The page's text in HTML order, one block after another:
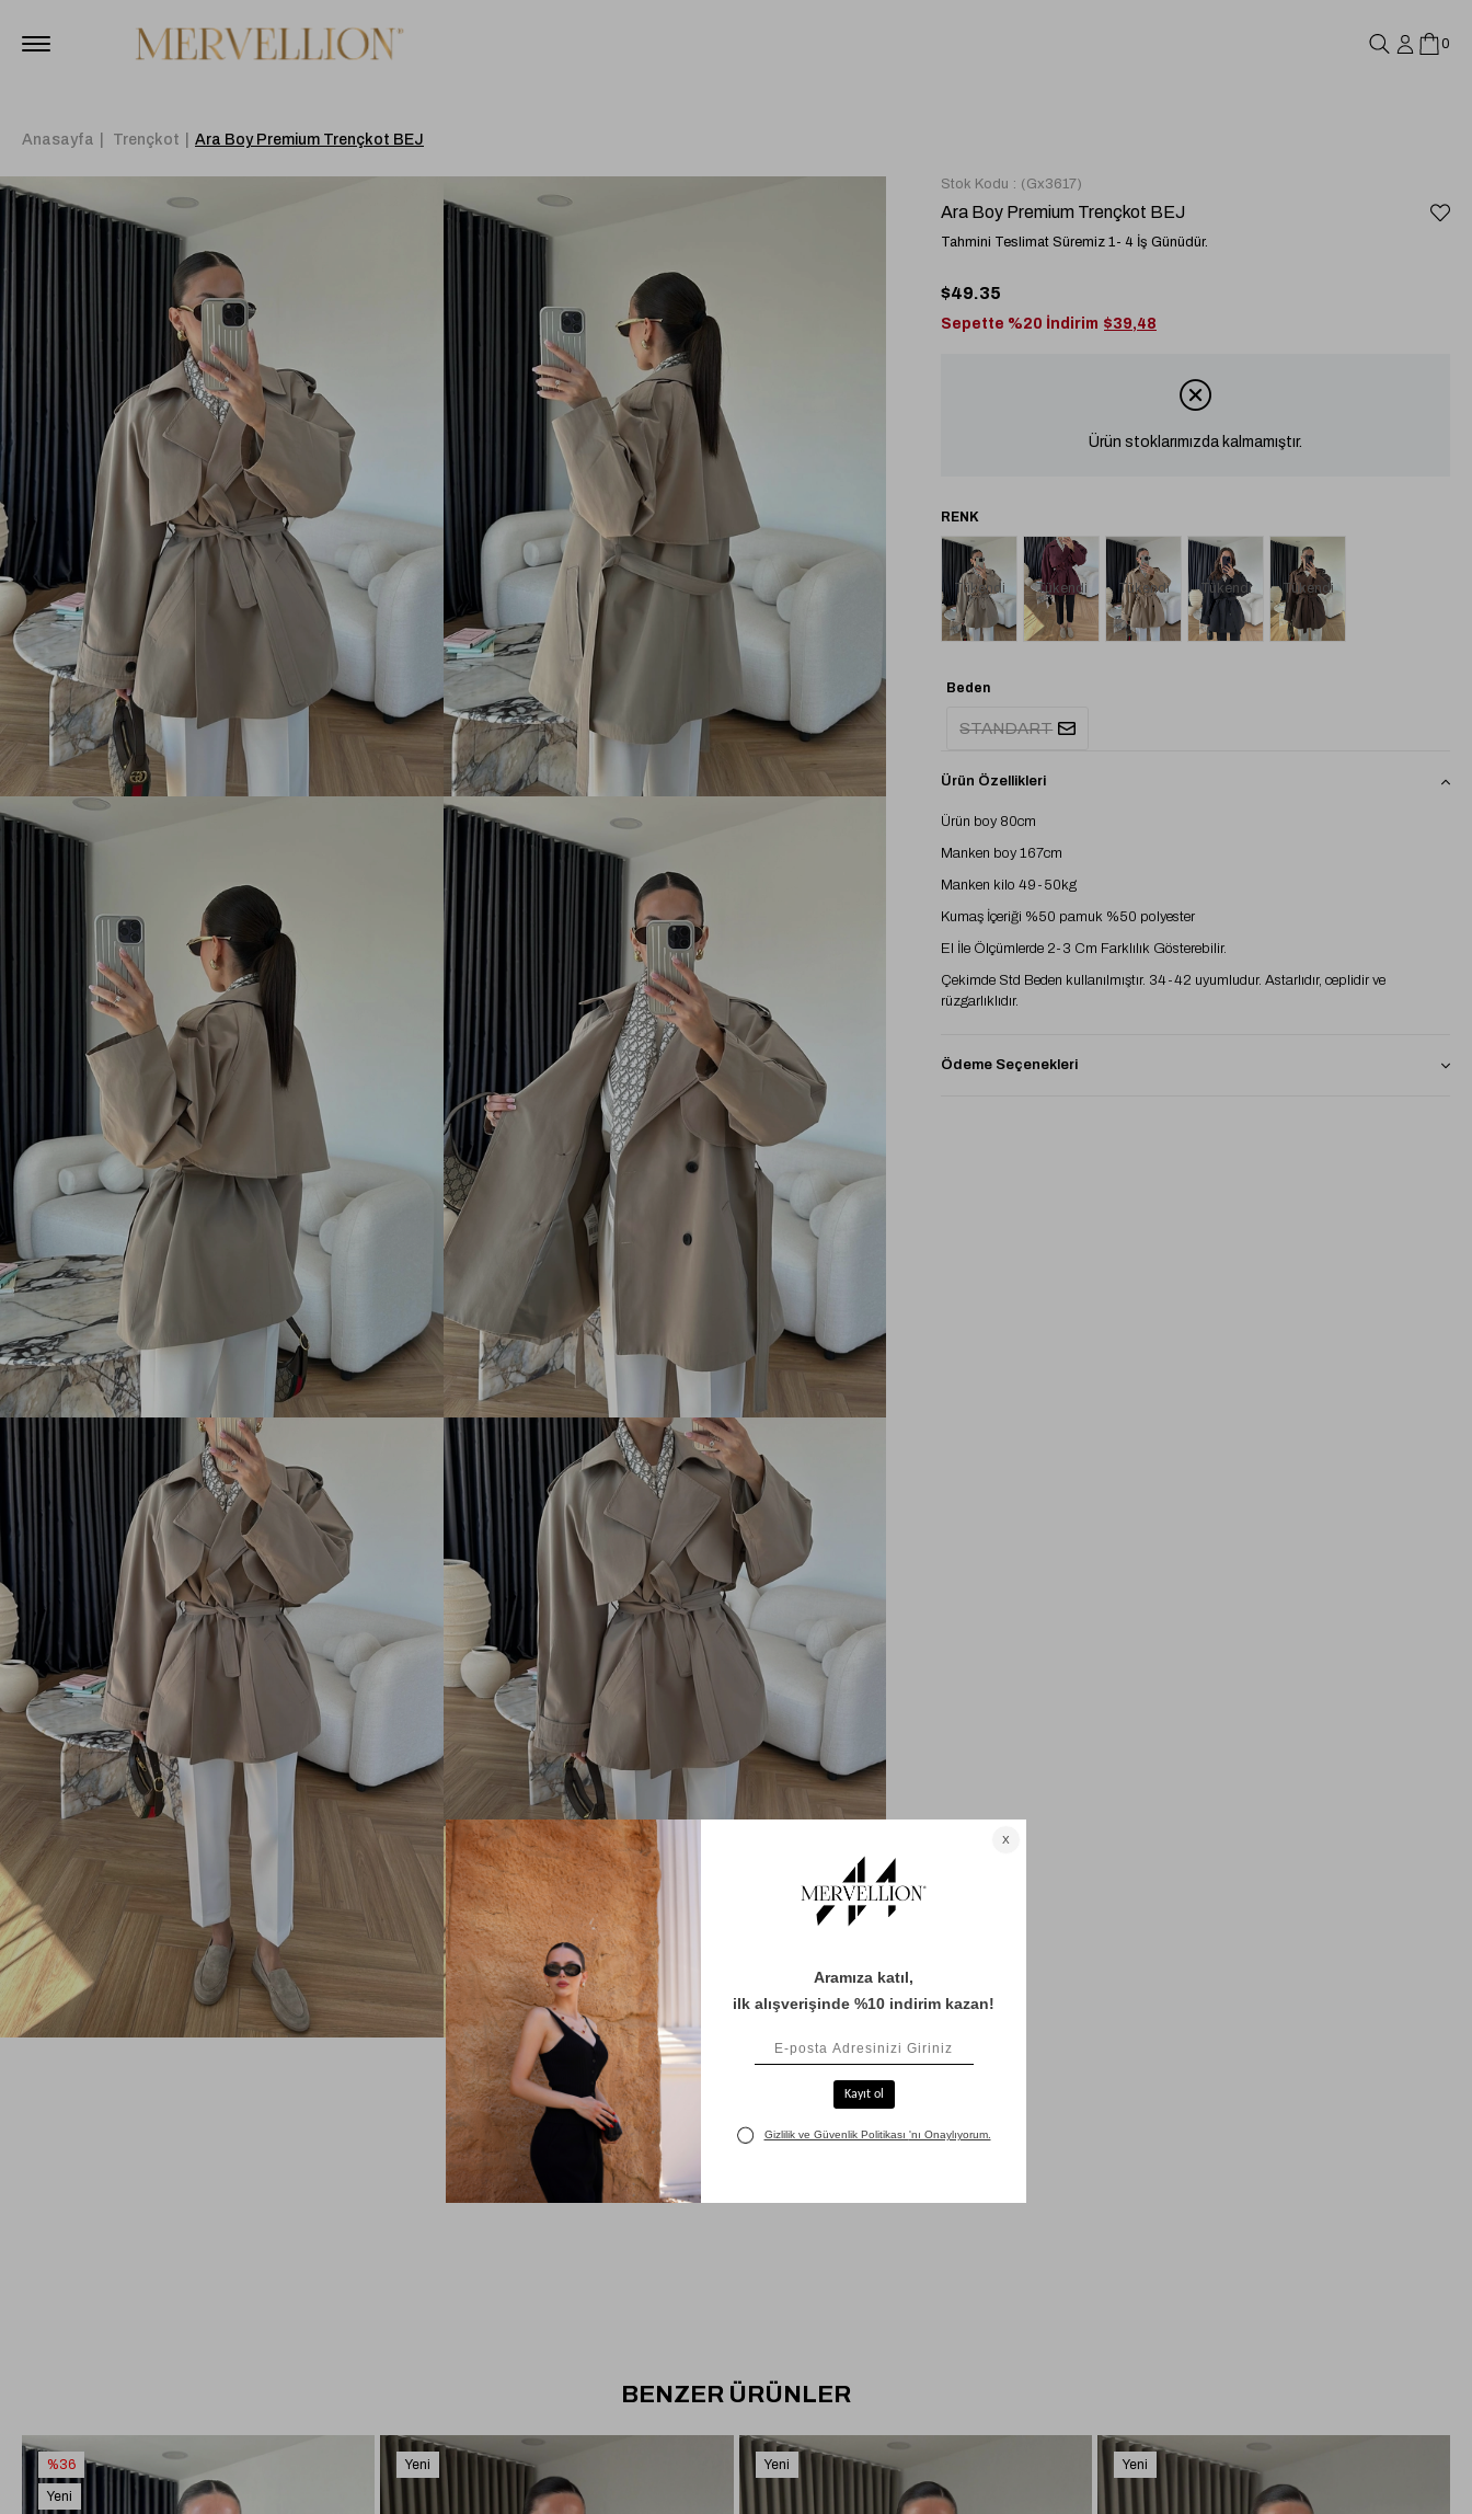
0
Anasayfa Trençkot Ara Boy Premium Trençkot BEJ
Stok Kodu (Gx3617)
Ara Boy Premium Trençkot BEJ
Tahmini Teslimat Süremiz 1- 4 İş Günüdür.
$49.35
Sepette %20 İndirim $39,48
Ürün stoklarımızda kalmamıştır.
Tükendi Tükendi Tükendi Tükendi Tükendi
Beden
STANDART
Ürün Özellikleri
Ürün boy 80cm
Manken boy 167cm
Manken kilo 49-50kg
Kumaş İçeriği %50 pamuk %50 polyester
El İle Ölçümlerde 2-3 Cm Farklılık Gösterebilir.
Çekimde Std Beden kullanılmıştır. 34-42 uyumludur. Astarlıdır, ceplidir ve
rüzgarlıklıdır.
Ödeme Seçenekleri
BENZER ÜRÜNLER
%36
Yeni
Yeni
Yeni
Yeni